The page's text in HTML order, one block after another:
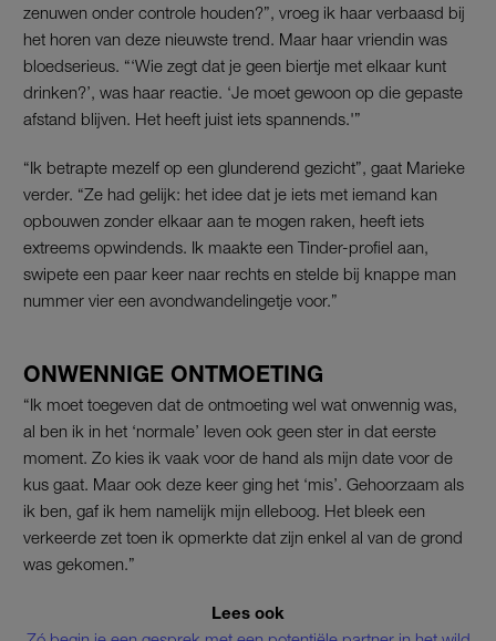
zenuwen onder controle houden?”, vroeg ik haar verbaasd bij
het horen van deze nieuwste trend. Maar haar vriendin was
bloedserieus. “‘Wie zegt dat je geen biertje met elkaar kunt
drinken?’, was haar reactie. ‘Je moet gewoon op die gepaste
afstand blijven. Het heeft juist iets spannends.'”
“Ik betrapte mezelf op een glunderend gezicht”, gaat Marieke
verder. “Ze had gelijk: het idee dat je iets met iemand kan
opbouwen zonder elkaar aan te mogen raken, heeft iets
extreems opwindends. Ik maakte een Tinder-profiel aan,
swipete een paar keer naar rechts en stelde bij knappe man
nummer vier een avondwandelingetje voor.”
ONWENNIGE ONTMOETING
“Ik moet toegeven dat de ontmoeting wel wat onwennig was,
al ben ik in het ‘normale’ leven ook geen ster in dat eerste
moment. Zo kies ik vaak voor de hand als mijn date voor de
kus gaat. Maar ook deze keer ging het ‘mis’. Gehoorzaam als
ik ben, gaf ik hem namelijk mijn elleboog. Het bleek een
verkeerde zet toen ik opmerkte dat zijn enkel al van de grond
was gekomen.”
Lees ook